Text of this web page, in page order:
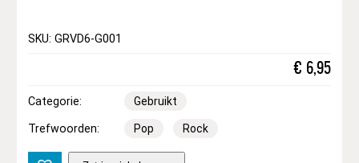
SKU: GRVD6-G001
€ 6,95
Categorie: Gebruikt
Trefwoorden: Pop Rock